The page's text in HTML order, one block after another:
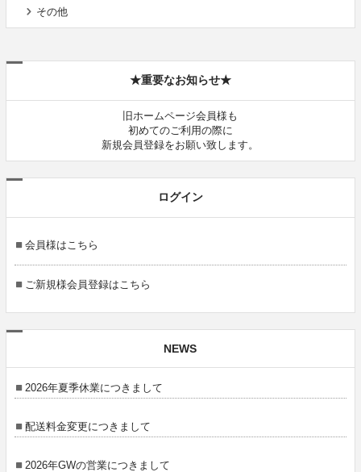
その他
★重要なお知らせ★
旧ホームページ会員様も
初めてのご利用の際に
新規会員登録をお願い致します。
ログイン
会員様はこちら
ご新規様会員登録はこちら
NEWS
2026年夏季休業につきまして
配送料金変更につきまして
2026年GWの営業につきまして